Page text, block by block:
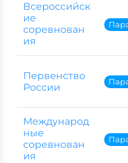
Всероссийск
ие
соревнован
ия
Первенство
России
Международ
ные
соревнован
ия